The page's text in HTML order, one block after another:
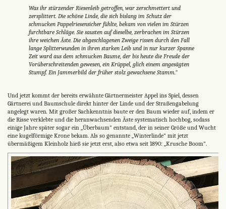
Was ihr stürzender Riesenleib getroffen, war zerschmettert und
zersplittert. Die schöne Linde, die sich bislang im Schutz der
schmucken Pappelriesensicher fühlte, bekam von vielen im Stürzen
furchtbare Schläge. Sie sausten auf dieselbe, zerbrachen im Stürzen
ihre weichen Äste. Die abgeschlagenen Zweige rissen durch den Fall
lange Splitterwunden in ihren starken Leib und in nur kurzer Spanne
Zeit ward aus dem schmucken Baume, der bis heute die Freude der
Vorüberschreitenden gewesen, ein Krüppel, glich einem angesägten
Stumpf. Ein Jammerbild der früher stolz gewachsene Stamm."
Und jetzt kommt der bereits erwähnte Gärtnermeister Appel ins Spiel, dessen
Gärtnerei und Baumschule direkt hinter der Linde und der Straßengabelung
angelegt waren. Mit großer Sachkenntnis baute er den Baum wieder auf, indem er
die Risse verklebte und die heranwachsenden Äste systematisch hochbog, sodass
einige Jahre später sogar ein „Überbaum" entstand, der in seiner Größe und Wucht
eine kugelförmige Krone bekam. Als so genannte „Winterlinde" mit jetzt
übermäßigem Kleinholz hieß sie jetzt erst, also etwa seit 1890: „Krusche Boom".